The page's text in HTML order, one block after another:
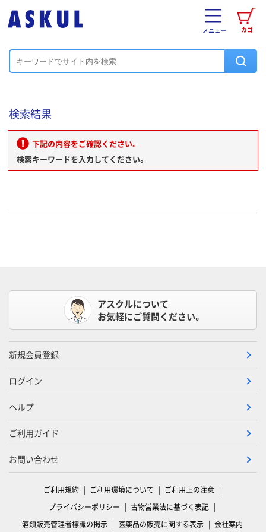
カゴ
メニュー
検索結果
下記の内容をご確認ください。
検索キーワードを入力してください。
アスクルについて
お気軽にご質問ください。
新規会員登録
ログイン
ヘルプ
ご利用ガイド
お問い合わせ
ご利用規約 ご利用環境について
ご利用上の注意
プライバシーポリシー
古物営業法に基づく表記
酒類販売管理者標識の掲示
医薬品の販売に関する表示 会社案内